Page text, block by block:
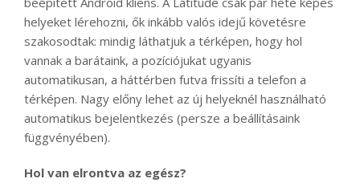
helyeket lérehozni, ők inkább valós idejű követésre
szakosodtak: mindig láthatjuk a térképen, hogy hol
vannak a barátaink, a pozíciójukat ugyanis
automatikusan, a háttérben futva frissíti a telefon a
térképen. Nagy előny lehet az új helyeknél használható
automatikus bejelentkezés (persze a beállításaink
függvényében).
Hol van elrontva az egész?